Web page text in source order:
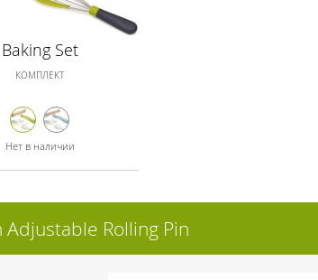
Baking Set
КОМПЛЕКТ
Нет в наличии
Adjustable Rolling Pin